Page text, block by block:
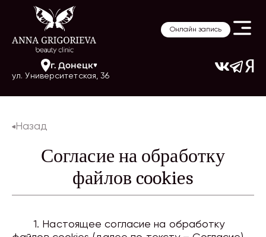
Онлайн запись
г.Донецк
ул. Университетская, 36
Назад
Согласие на обработку
файлов cookies
1. Настоящее согласие на обработку